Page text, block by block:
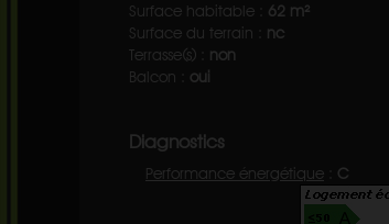
Surface habitable : 62 m²
Surface du terrain : nc
Terrasse(s) : non
Balcon : oui
Diagnostics
Performance énergétique
C